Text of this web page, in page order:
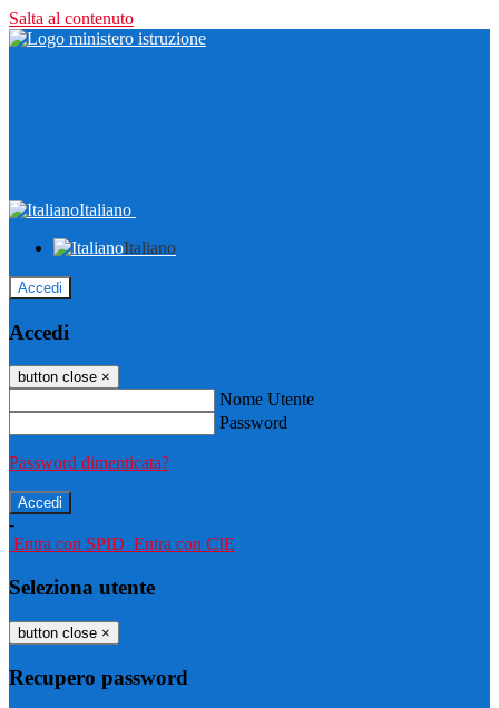
Salta al contenuto
Italiano
Italiano
Accedi
Accedi
button close ×
Nome Utente
Password
Password dimenticata?
-
Entra con SPID Entra con CIE
Seleziona utente
button close ×
Recupero password